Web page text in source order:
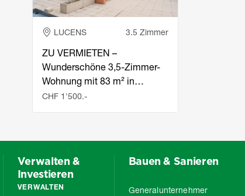
LUCENS 3.5 Zimmer
ZU VERMIETEN –
Wunderschöne 3,5-Zimmer-
Wohnung mit 83 m² in…
CHF 1'500.-
Verwalten &
Investieren
VERWALTEN
Bauen & Sanieren
Generalunternehmer